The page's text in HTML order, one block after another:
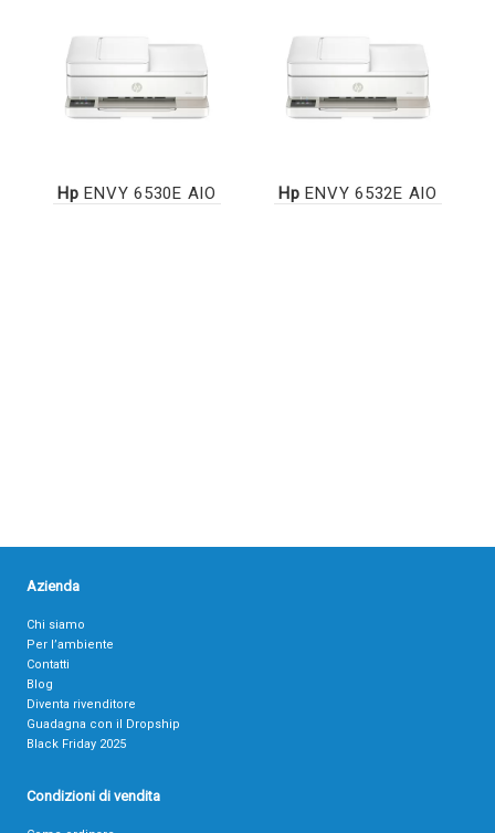
Hp ENVY 6530E AIO Hp ENVY 6532E AIO
Azienda
Chi siamo
Per l’ambiente
Contatti
Blog
Diventa rivenditore
Guadagna con il Dropship
Black Friday 2025
Condizioni di vendita